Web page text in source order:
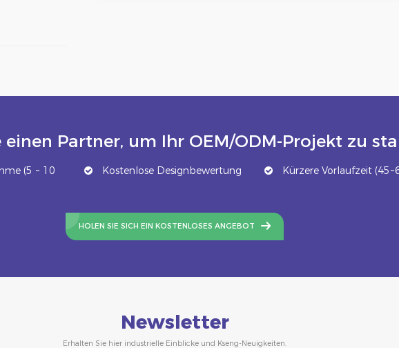
einen Partner, um Ihr OEM/ODM-Projekt zu
(5 ~ 10
Kostenlose Designbewertung Kürzere Vorlaufzeit
HOLEN SIE SICH EIN KOSTENLOSES ANGEBOT
Newsletter
Erhalten Sie hier industrielle Einblicke und Kseng-Neuigkeiten.